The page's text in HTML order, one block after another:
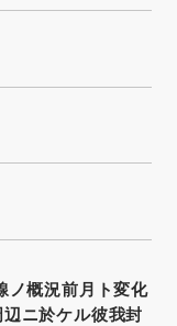
ノ概況前月ト変化
ニ於ケル彼我封